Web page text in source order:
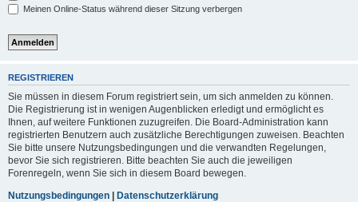
Meinen Online-Status während dieser Sitzung verbergen
REGISTRIEREN
Sie müssen in diesem Forum registriert sein, um sich anmelden zu können.
Die Registrierung ist in wenigen Augenblicken erledigt und ermöglicht es
Ihnen, auf weitere Funktionen zuzugreifen. Die Board-Administration kann
registrierten Benutzern auch zusätzliche Berechtigungen zuweisen. Beachten
Sie bitte unsere Nutzungsbedingungen und die verwandten Regelungen,
bevor Sie sich registrieren. Bitte beachten Sie auch die jeweiligen
Forenregeln, wenn Sie sich in diesem Board bewegen.
Nutzungsbedingungen | Datenschutzerklärung